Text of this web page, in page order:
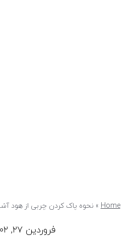
Home
» نحوه پاک کردن چربی از هود
فروردین ۲۷, ۱۴۰۲